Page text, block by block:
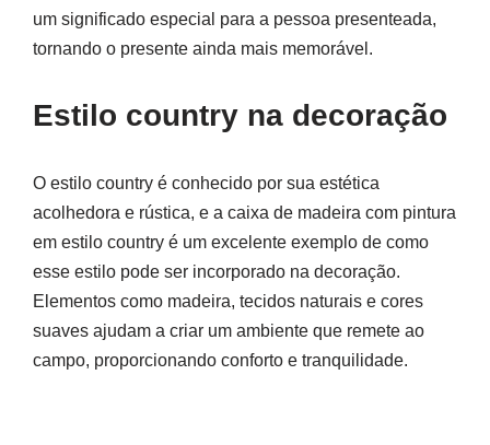
um significado especial para a pessoa presenteada,
tornando o presente ainda mais memorável.
Estilo country na decoração
O estilo country é conhecido por sua estética
acolhedora e rústica, e a caixa de madeira com pintura
em estilo country é um excelente exemplo de como
esse estilo pode ser incorporado na decoração.
Elementos como madeira, tecidos naturais e cores
suaves ajudam a criar um ambiente que remete ao
campo, proporcionando conforto e tranquilidade.